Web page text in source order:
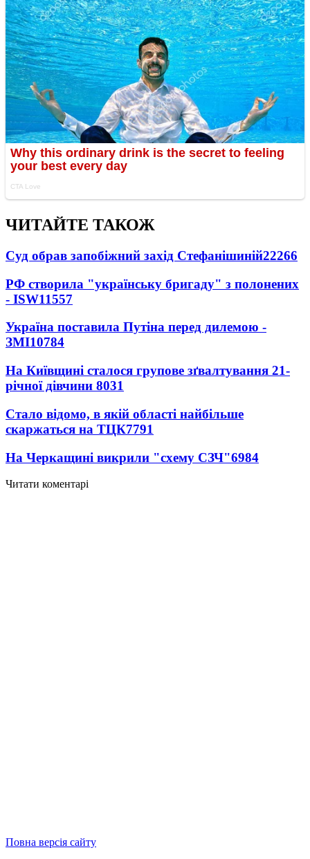
ЧИТАЙТЕ ТАКОЖ
Суд обрав запобіжний захід Стефанішиній22266
РФ створила "українську бригаду" з полонених
- ISW11557
Україна поставила Путіна перед дилемою -
ЗМІ10784
На Київщині сталося групове зґвалтування 21-
річної дівчини 8031
Стало відомо, в якій області найбільше
скаржаться на ТЦК7791
На Черкащині викрили "схему СЗЧ"6984
Читати коментарі
Повна версія сайту